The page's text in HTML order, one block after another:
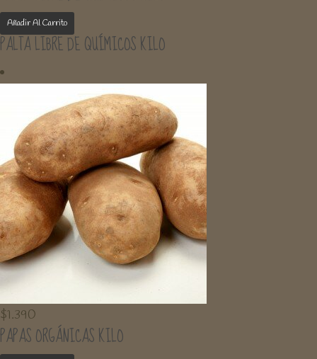
Añadir Al Carrito
PALTA LIBRE DE QUÍMICOS KILO
$1.390
PAPAS ORGÁNICAS KILO